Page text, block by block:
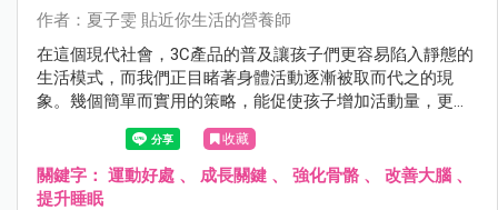
作者：夏子雯 貼近你生活的營養師
在這個現代社會，3C產品的普及讓孩子們更容易陷入靜態的
生活模式，而我們正目睹著身體活動逐漸被取而代之的現
象。幾個簡單而實用的策略，能促使孩子增加活動量，更能
透過運動，燃點起親子之間深厚的情感。
收藏
關鍵字： 運動好處 、 成長關鍵 、 強化骨骼 、 改善大腦 、
提升睡眠